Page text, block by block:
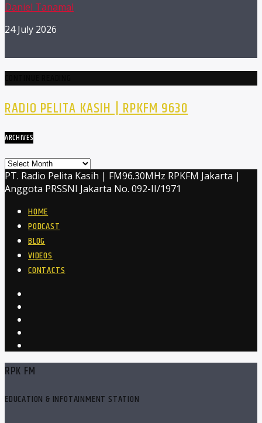
Daniel Tanamal
24 July 2026
RADIO PELITA KASIH | RPKFM 9630
ARCHIVES
Archives
PT. Radio Pelita Kasih | FM96.30MHz RPKFM Jakarta |
Anggota PRSSNI Jakarta No. 092-II/1971
HOME
PODCAST
BLOG
VIDEOS
CONTACTS
RPK FM
EDUCATION & INFOTAINMENT STATION